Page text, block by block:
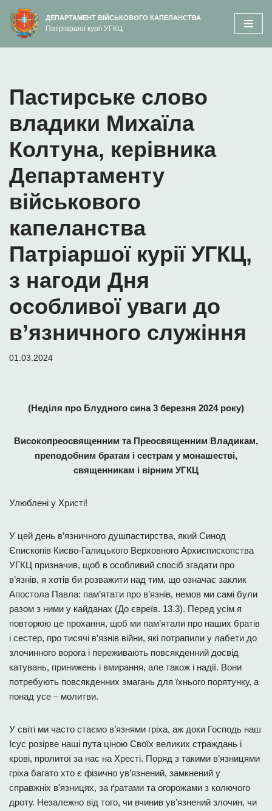
вмісту
Перейти
до
ДЕПАРТАМЕНТ ВІЙСЬКОВОГО КАПЕЛАНСТВА
Патріаршої курії УГКЦ
Пастирське слово
владики Михаїла
Колтуна, керівника
Департаменту
військового
капеланства
Патріаршої курії УГКЦ,
з нагоди Дня
особливої уваги до
в’язничного служіння
01.03.2024
(Неділя про Блудного сина 3 березня 2024 року)
Високопреосвященним та Преосвященним Владикам,
преподобним братам і сестрам у монашестві,
священникам і вірним УГКЦ
Улюблені у Христі!
У цей день в’язничного душпастирства, який Синод
Єпископів Києво-Галицького Верховного Архиєпископства
УГКЦ призначив, щоб в особливий спосіб згадати про
в’язнів, я хотів би розважити над тим, що означає заклик
Апостола Павла: пам’ятати про в’язнів, немов ми самі були
разом з ними у кайданах (До євреїв. 13.3). Перед усім я
повторюю це прохання, щоб ми пам’ятали про наших братів
і сестер, про тисячі в’язнів війни, які потрапили у лабети до
злочинного ворога і переживають повсякденний досвід
катувань, принижень і вмирання, але також і надії. Вони
потребують повсякденних змагань для їхнього порятунку, а
понад усе – молитви.
У світі ми часто стаємо в’язнями гріха, аж доки Господь наш
Ісус розірве наші пута ціною Своїх великих страждань і
крові, пролитої за нас на Хресті. Поряд з такими в’язницями
гріха багато хто є фізично ув’язнений, замкнений у
справжніх в’язницях, за ґратами та огорожами з колючого
дроту. Незалежно від того, чи вчинив ув’язнений злочин, чи